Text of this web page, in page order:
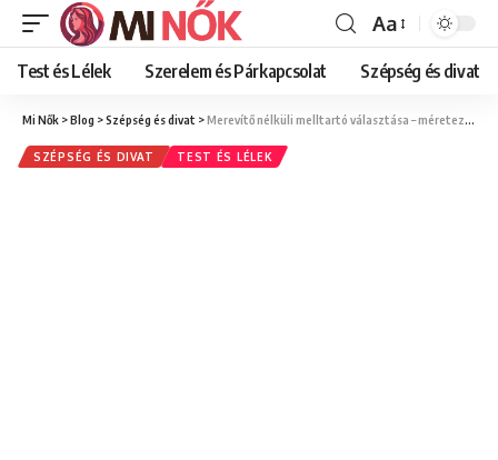
Font
Resizer
Aa
Test és Lélek Szerelem és Párkapcsolat Szépség és divat
Mi Nők >Blog >Szépség és divat >Merevítő nélküli melltartó választása – méretezés, tartás és a kényelem kulcsa
SZÉPSÉG ÉS DIVAT TEST ÉS LÉLEK